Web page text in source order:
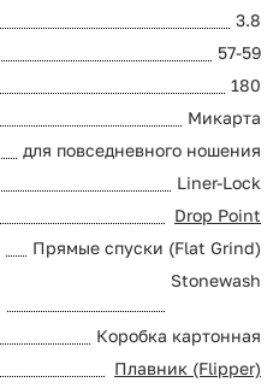
3.8
57-59
180
Микарта
для повседневного ношения
Liner-Lock
Drop Point
Прямые спуски (Flat Grind)
Stonewash
Коробка картонная
Плавник (Flipper)